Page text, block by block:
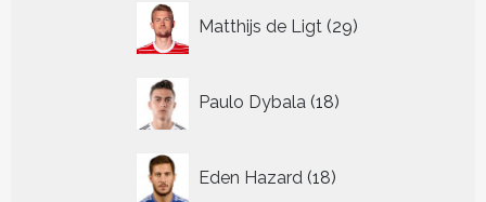
Matthijs de Ligt 29
producten
Paulo Dybala 18
producten
Eden Hazard 18
producten